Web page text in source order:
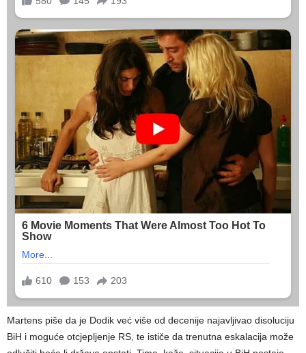
Martens piše da je Dodik već više od decenije najavljivao disoluciju
BiH i moguće otcjepljenje RS, te ističe da trenutna eskalacija može